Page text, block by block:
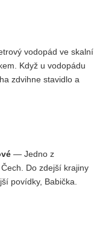
vodopád ve skalní
Když u vodopádu
zdvihne stavidlo a
— Jedno z
Do zdejší krajiny
povídky, Babička.